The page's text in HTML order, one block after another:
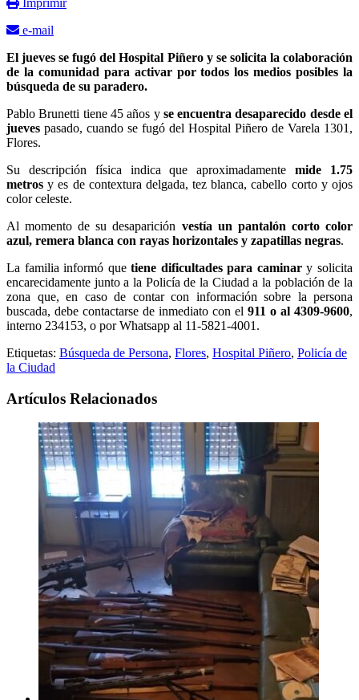
e-mail
El jueves se fugó del Hospital Piñero y se solicita la colaboración
de la comunidad para activar por todos los medios posibles la
búsqueda de su paradero.
Pablo Brunetti tiene 45 años yse encuentra desaparecido desde el
jueves pasado, cuando se fugó del Hospital Piñero de Varela 1301,
Flores.
Su descripción física indica que aproximadamentemide 1.75
metros y es de contextura delgada, tez blanca, cabello corto y ojos
color celeste.
Al momento de su desaparición vestía un pantalón corto color
azul, remera blanca con rayas horizontales y zapatillas negras.
La familia informó quetiene dificultades para caminary solicita
encarecidamente junto a la Policía de la Ciudad a la población de la
zona que, en caso de contar con información sobre la persona
buscada, debe contactarse de inmediato con el 911 o al 4309-9600,
interno 234153, o por Whatsapp al 11-5821-4001.
Etiquetas: Búsqueda de Persona, Flores, Hospital Piñero, Policía de
la Ciudad
Artículos Relacionados